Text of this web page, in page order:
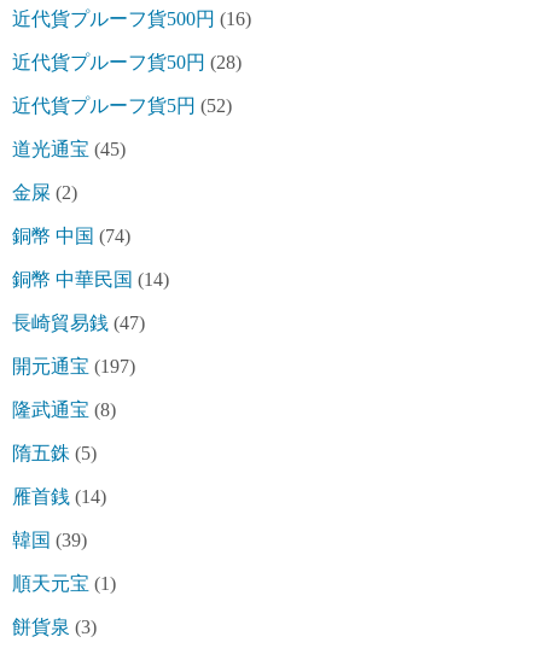
近代貨プルーフ貨500円 (16)
近代貨プルーフ貨50円 (28)
近代貨プルーフ貨5円 (52)
道光通宝 (45)
金屎 (2)
銅幣 中国 (74)
銅幣 中華民国 (14)
長崎貿易銭 (47)
開元通宝 (197)
隆武通宝 (8)
隋五銖 (5)
雁首銭 (14)
韓国 (39)
順天元宝 (1)
餅貨泉 (3)